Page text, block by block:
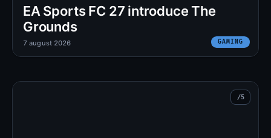
EA Sports FC 27 introduce The
Grounds
GAMING
7 august 2026